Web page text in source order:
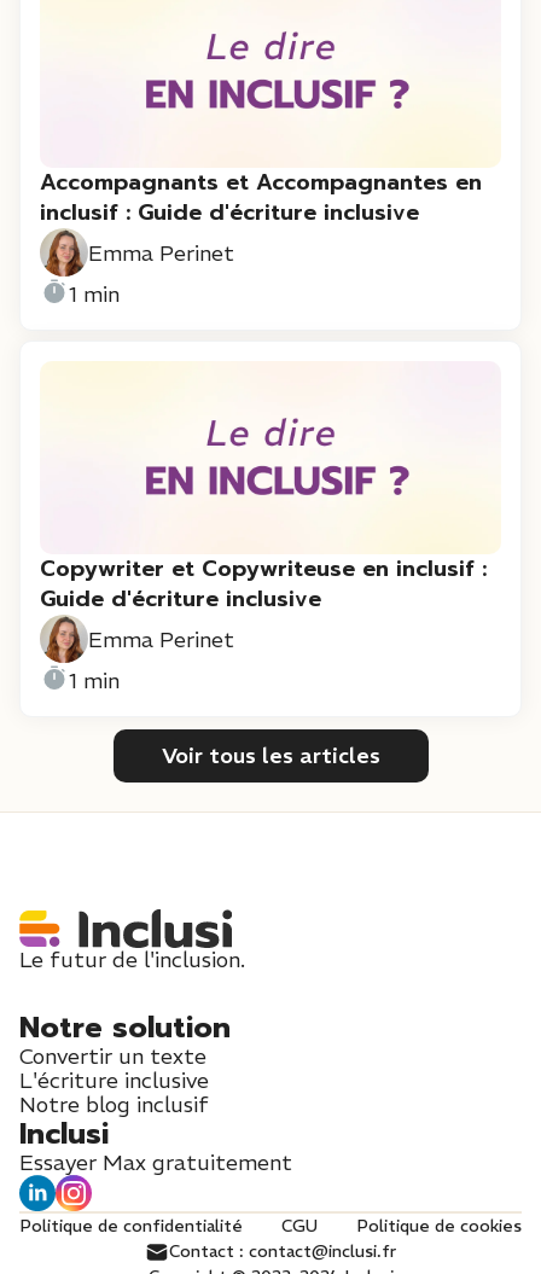
Accompagnants et Accompagnantes en
inclusif : Guide d'écriture inclusive
Emma Perinet
1 min
Copywriter et Copywriteuse en inclusif :
Guide d'écriture inclusive
Emma Perinet
1 min
Voir tous les articles
Le futur de l'inclusion.
Notre solution
Convertir un texte
L'écriture inclusive
Notre blog inclusif
Inclusi
Essayer Max gratuitement
Politique de confidentialité CGU
Politique de cookies
Contact : contact@inclusi.fr